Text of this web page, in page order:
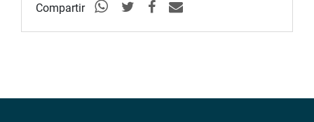
Compartir